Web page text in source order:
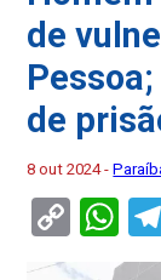
de
de
8 out 2024 -
Copy
Link